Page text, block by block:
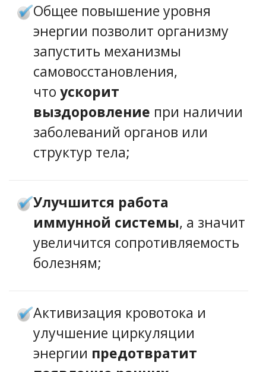
Общее повышение уровня
энергии позволит организму
запустить механизмы
самовосстановления,
чтоускорит
выздоровление при наличии
заболеваний органов или
структур тела;
Улучшится работа
иммунной системы, а значит
увеличится сопротивляемость
болезням;
Активизация кровотока и
улучшение циркуляции
энергии предотвратит